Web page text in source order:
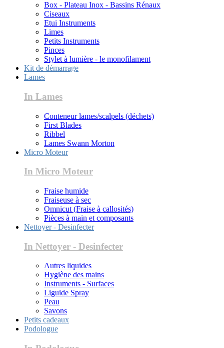
Box - Plateau Inox - Bassins Rénaux
Ciseaux
Etui Instruments
Limes
Petits Instruments
Pinces
Stylet à lumière - le monofilament
Kit de démarrage
Lames
In Lames
Conteneur lames/scalpels (déchets)
First Blades
Ribbel
Lames Swann Morton
Micro Moteur
In Micro Moteur
Fraise humide
Fraiseuse à sec
Omnicut (Fraise à callosités)
Pièces à main et composants
Nettoyer - Desinfecter
In Nettoyer - Desinfecter
Autres liquides
Hygiène des mains
Instruments - Surfaces
Liguide Spray
Peau
Savons
Petits cadeaux
Podologue